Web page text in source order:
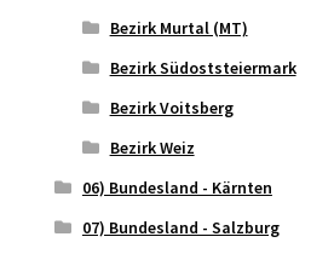
Bezirk Murtal (MT)
Bezirk Südoststeiermark
Bezirk Voitsberg
Bezirk Weiz
06) Bundesland - Kärnten
07) Bundesland - Salzburg